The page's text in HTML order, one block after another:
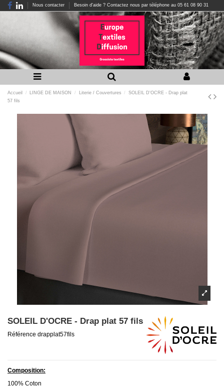
Nous contacter Besoin d'aide ? Contactez nous par téléphone au 05 61 08 90 31
Accueil LINGE DE MAISON Literie / Couvertures
SOLEIL D'OCRE - Drap plat
57 fils
SOLEIL D'OCRE - Drap plat 57 fils
Référence drapplat57fils
Composition:
100% Coton